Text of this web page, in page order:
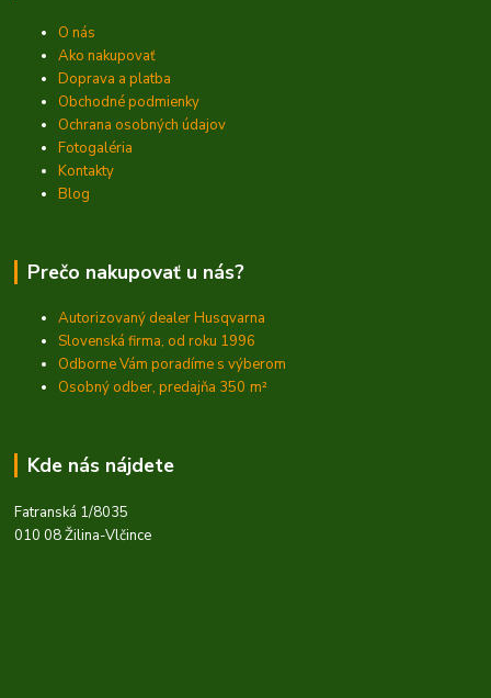
O nás
Ako nakupovať
Doprava a platba
Obchodné podmienky
Ochrana osobných údajov
Fotogaléria
Kontakty
Blog
Prečo nakupovať u nás?
Autorizovaný dealer Husqvarna
Slovenská firma, od roku 1996
Odborne Vám poradíme s výberom
Osobný odber, predajňa 350 m²
Kde nás nájdete
Fatranská 1/8035
010 08 Žilina-Vlčince